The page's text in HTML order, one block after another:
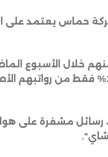
حماس يعتمد على
موظفين حكوميين أكدوا تلقيهم قرابة 300 دولار لكل
تشير فيه التقديرات إلى أن عشرات الآلاف من الموظفين لا يزالون
رسائل مشفرة على
“.